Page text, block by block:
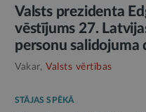
Valsts prezidenta
vēstījums 27.
personu salidojuma
Vakar, Valsts vērtības
STĀJAS SPĒKĀ